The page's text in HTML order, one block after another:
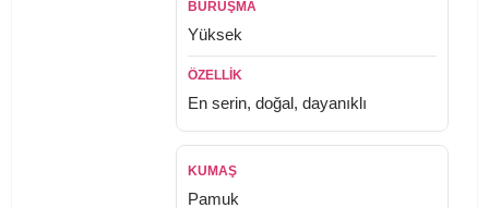
Yüksek
En serin, doğal, dayanıklı
Pamuk